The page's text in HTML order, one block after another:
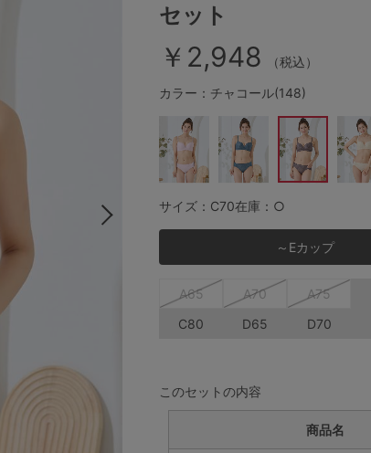
お気に入り
新着アイテム
高評価レビューアイテム
特集ページ
セット
￥2,948
（税込）
カラー：チャコール(148)
サイズ：C70在庫：○
～Eカップ
A65 A70 A75
C80
D65 D70
このセットの内容
商品名